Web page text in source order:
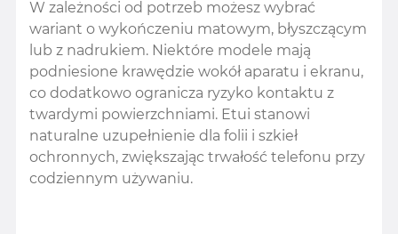
W zależności od potrzeb możesz wybrać
wariant o wykończeniu matowym, błyszczącym
lub z nadrukiem. Niektóre modele mają
podniesione krawędzie wokół aparatu i ekranu,
co dodatkowo ogranicza ryzyko kontaktu z
twardymi powierzchniami. Etui stanowi
naturalne uzupełnienie dla folii i szkieł
ochronnych, zwiększając trwałość telefonu przy
codziennym używaniu.